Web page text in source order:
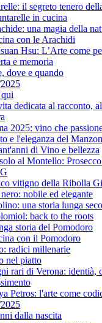
il segreto tenero
in cucina
una magia della
con le Arachidi
Hsu: L’Arte come
e memoria
dove e quando
dedicata al racconto,
2025: vino che
e l'eleganza del
di Vino e bellezza
al Montello:
vitigno della Ribolla
nobile ed elegante
una storia lunga
back to the roots
storia del Pomodoro
con il Pomodoro
radici millenarie
nel piatto
rari di Verona: identià,
Petros: l'arte come
dalla nascita